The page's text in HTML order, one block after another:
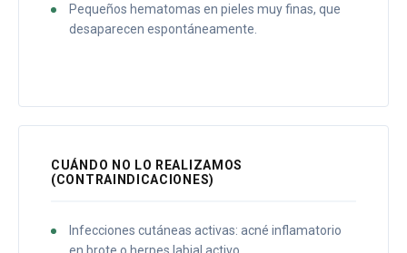
Pequeños hematomas en pieles muy finas, que
desaparecen espontáneamente.
CUÁNDO NO LO REALIZAMOS
(CONTRAINDICACIONES)
Infecciones cutáneas activas: acné inflamatorio